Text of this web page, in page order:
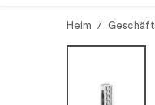
Heim / Geschäft